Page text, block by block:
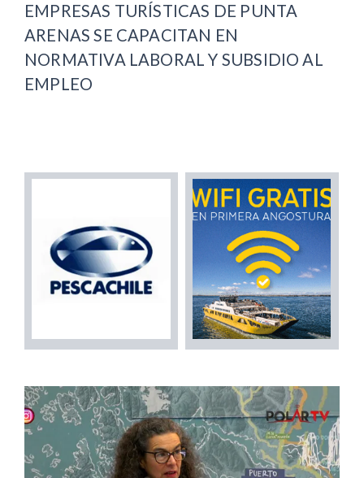
EMPRESAS TURÍSTICAS DE PUNTA
ARENAS SE CAPACITAN EN
NORMATIVA LABORAL Y SUBSIDIO AL
EMPLEO